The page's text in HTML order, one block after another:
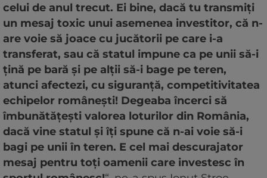
celui de anul trecut. Ei bine, dacă tu transmiți
un mesaj toxic unui asemenea investitor, că n-
are voie să joace cu jucătorii pe care i-a
transferat, sau că statul impune ca pe unii să-i
țină pe bară și pe alții să-i bage pe teren,
atunci afectezi, cu siguranță, competitivitatea
echipelor românești! Degeaba încerci să
îmbunătățești valorea loturilor din România,
dacă vine statul și îți spune că n-ai voie să-i
bagi pe unii în teren. E cel mai descurajator
mesaj pentru toți oamenii care investesc în